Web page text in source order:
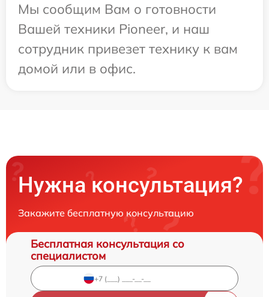
Мы сообщим Вам о готовности
Вашей техники Pioneer, и наш
сотрудник привезет технику к вам
домой или в офис.
Нужна консультация?
Закажите бесплатную консультацию
Бесплатная консультация со
специалистом